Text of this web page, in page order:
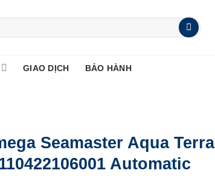
GIAO DỊCH BẢO HÀNH
Seamaster Aqua Terra
Automatic